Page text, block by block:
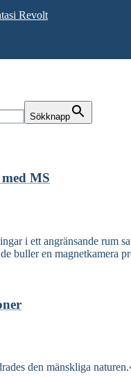
Revolt
Sökknapp
MS
i ett angränsande rum
buller en magnetkamera
den mänskliga